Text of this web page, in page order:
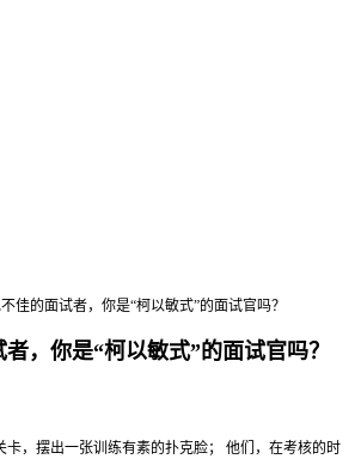
佳的面试者，你是“柯以敏式”的面试官吗？
，你是“柯以敏式”的面试官吗？
卡，摆出一张训练有素的扑克脸； 他们，在考核的时